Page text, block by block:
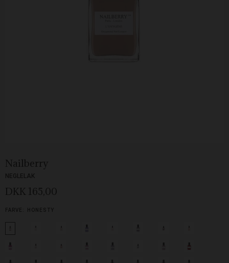
Nailberry
NEGLELAK
DKK 165,00
FARVE: HONESTY